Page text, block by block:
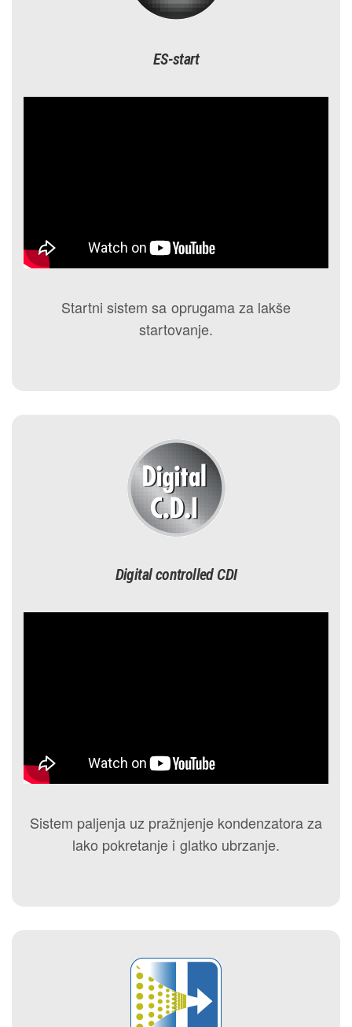
ES-start
Startni sistem sa oprugama za lakše
startovanje.
Digital controlled CDI
Sistem paljenja uz pražnjenje kondenzatora za
lako pokretanje i glatko ubrzanje.